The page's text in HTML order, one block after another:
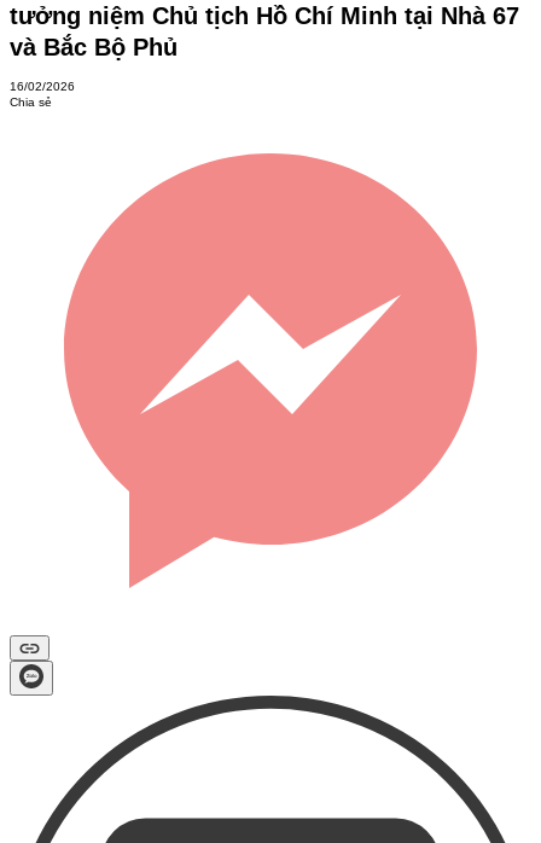
tưởng niệm Chủ tịch Hồ Chí Minh tại Nhà 67
và Bắc Bộ Phủ
16/02/2026
Chia sẻ